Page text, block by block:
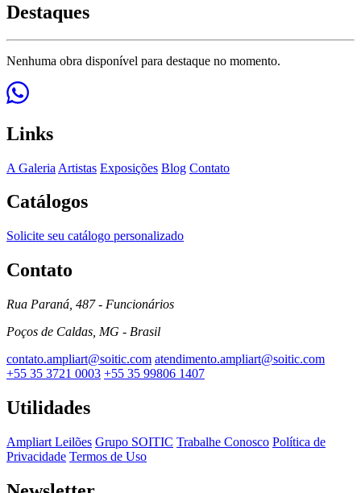
Destaques
Nenhuma obra disponível para destaque no momento.
Links
A Galeria Artistas Exposições Blog Contato
Catálogos
Solicite seu catálogo personalizado
Contato
Rua Paraná, 487 - Funcionários
Poços de Caldas, MG - Brasil
contato.ampliart@soitic.com atendimento.ampliart@soitic.com
+55 35 3721 0003 +55 35 99806 1407
Utilidades
Ampliart Leilões Grupo SOITIC Trabalhe Conosco Política de
Privacidade Termos de Uso